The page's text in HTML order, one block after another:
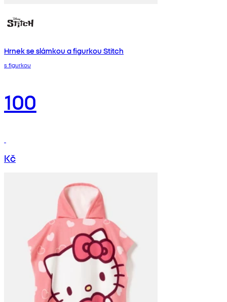
Hrnek se slámkou a figurkou Stitch
s figurkou
100
Kč